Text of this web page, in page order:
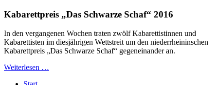
Kabarettpreis „Das Schwarze Schaf“ 2016
In den vergangenen Wochen traten zwölf Kabarettistinnen und
Kabarettisten im diesjährigen Wettstreit um den niederrheininschen
Kabarettpreis „Das Schwarze Schaf“ gegeneinander an.
Weiterlesen …